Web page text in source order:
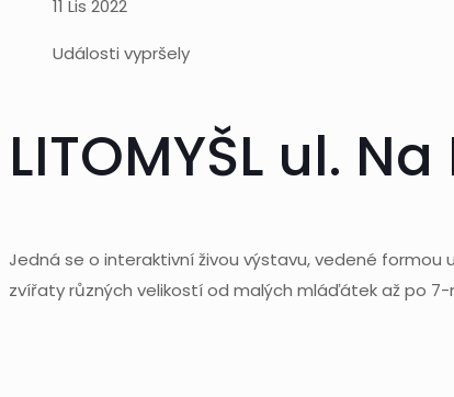
11 Lis 2022
Události vypršely
LITOMYŠL ul.
Jedná se o interaktivní živou výstavu, vedené
zvířaty různých velikostí od malých mláďátek až po